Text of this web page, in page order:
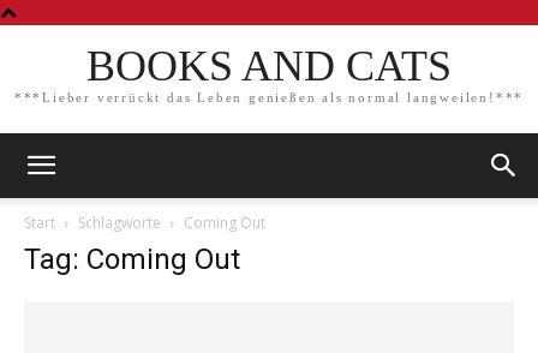
BOOKS AND CATS
***Lieber verrückt das Leben genießen als normal langweilen!***
Start Schlagworte Coming Out
Tag: Coming Out